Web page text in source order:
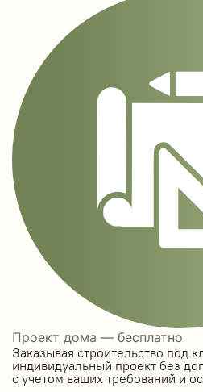
Проект дома — бесплатно
Заказывая строительство под
индивидуальный проект без
с учетом ваших требований и